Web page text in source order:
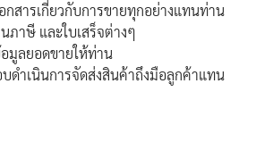
สารเกี่ยวกับการขายทุกอย่างแทนท่าน
ภาษี และใบเสร็จต่างๆ
มูลยอดขายให้ท่าน
ดำเนินการจัดส่งสินค้าถึงมือลูกค้าแทน